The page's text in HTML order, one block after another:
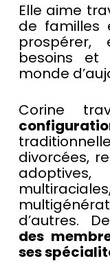
Elle aime
de familles
besoins
monde
Corine
divorcées,
d’autres.
des
ses